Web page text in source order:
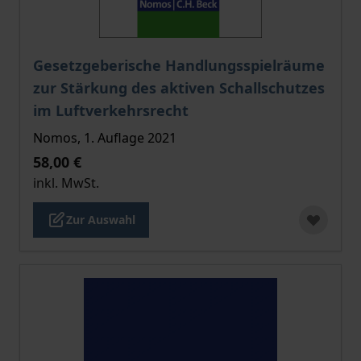
Gesetzgeberische Handlungsspielräume
zur Stärkung des aktiven Schallschutzes
im Luftverkehrsrecht
Der Preis dieses Titels richtet sich nach der
Nomos, 1. Auflage 2021
58,00 €
inkl. MwSt.
Zur Auswahl